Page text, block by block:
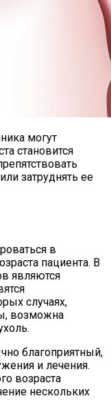
могут
становится
затруднять ее
в
пациента. В
являются
случаях,
возможна
благоприятный,
и лечения.
возраста
нескольких